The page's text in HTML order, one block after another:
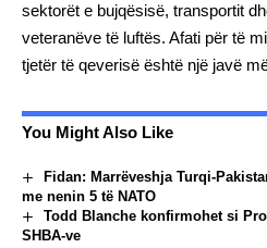
sektorët e bujqësisë, transportit
veteranëve të luftës. Afati për të
tjetër të qeverisë është një javë
You Might Also Like
Fidan: Marrëveshja Turqi-
me nenin 5 të NATO
Todd Blanche konfirmohet si
SHBA-ve